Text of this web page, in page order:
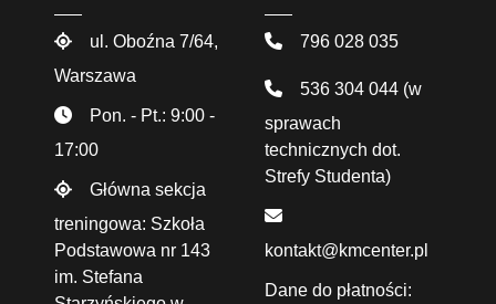
ul. Oboźna 7/64,
Warszawa
Pon. - Pt.: 9:00 -
17:00
Główna sekcja
treningowa: Szkoła
Podstawowa nr 143
im. Stefana
796 028 035
536 304 044 (w
sprawach
technicznych dot.
Strefy Studenta)
kontakt@kmcenter.pl
Dane do płatności: